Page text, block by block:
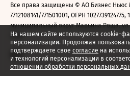
На нашем сайте используются cookie-
персонализации. Продолжая
подтверждаете свое согласие на
и технологий персонализации в
отношении обработки персональных
Все права защищены © АО Бизнес
7712108141/771501001, ОГРН
муниципальный округ Марьина Роща, ул.
2026